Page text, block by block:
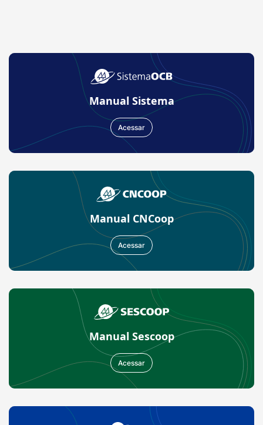
Manual Sistema
Acessar
Manual CNCoop
Acessar
Manual Sescoop
Acessar